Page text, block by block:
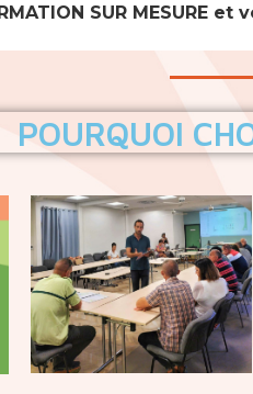
SUR MESURE
POURQUOI